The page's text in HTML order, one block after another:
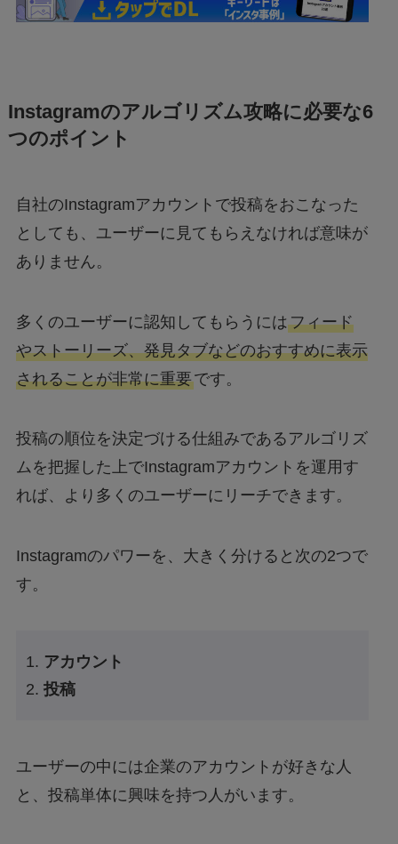
Instagramのアルゴリズム攻略に必要な6
つのポイント
自社のInstagramアカウントで投稿をおこなった
としても、ユーザーに見てもらえなければ意味が
ありません。
多くのユーザーに認知してもらうにはフィード
やストーリーズ、発見タブなどのおすすめに表示
されることが非常に重要です。
投稿の順位を決定づける仕組みであるアルゴリズ
ムを把握した上でInstagramアカウントを運用す
れば、より多くのユーザーにリーチできます。
Instagramのパワーを、大きく分けると次の2つで
す。
アカウント
投稿
ユーザーの中には企業のアカウントが好きな人
と、投稿単体に興味を持つ人がいます。